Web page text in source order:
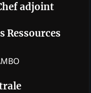
adjoint
Ressources